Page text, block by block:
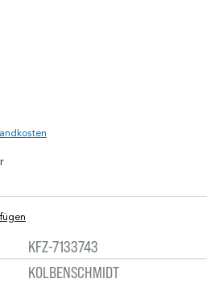
KFZ-7133743
KOLBENSCHMIDT